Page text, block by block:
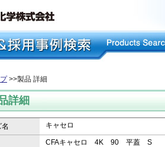
>>製品 詳細
詳細
キャセロ
CFAキャセロ 4K 90 平蓋 S